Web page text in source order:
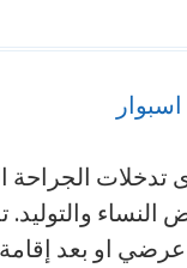
الجراحة
والتوليد.
عرضي او بعد